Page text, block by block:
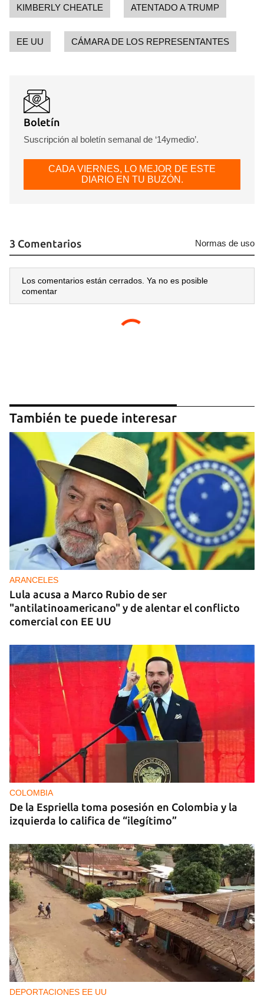
iniciar sesión con tu cuenta de 14ymedio.
INICIAR SESIÓN CANCELAR
KIMBERLY CHEATLE ATENTADO A TRUMP
EE UU CÁMARA DE LOS REPRESENTANTES
Boletín
Suscripción al boletín semanal de ‘14ymedio’.
CADA VIERNES, LO MEJOR DE ESTE
DIARIO EN TU BUZÓN.
3 Comentarios Normas de uso
Los comentarios están cerrados. Ya no es posible
comentar
También te puede interesar
ARANCELES
Lula acusa a Marco Rubio de ser
"antilatinoamericano" y de alentar el conflicto
comercial con EE UU
COLOMBIA
De la Espriella toma posesión en Colombia y la
izquierda lo califica de “ilegítimo”
DEPORTACIONES EE UU